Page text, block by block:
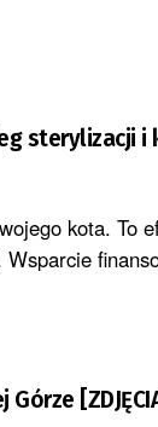
sterylizacji i
kota. To